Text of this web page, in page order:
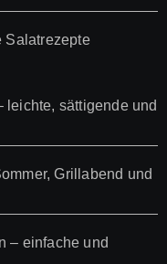
Salatrezepte
leichte, sättigende und
Grillabend und
– einfache und